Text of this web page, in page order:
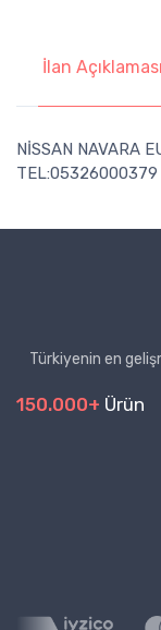
İlan Açıklaması
NİSSAN NAVARA
TEL:05326000379
Türkiyenin en
150.000+ Ürün